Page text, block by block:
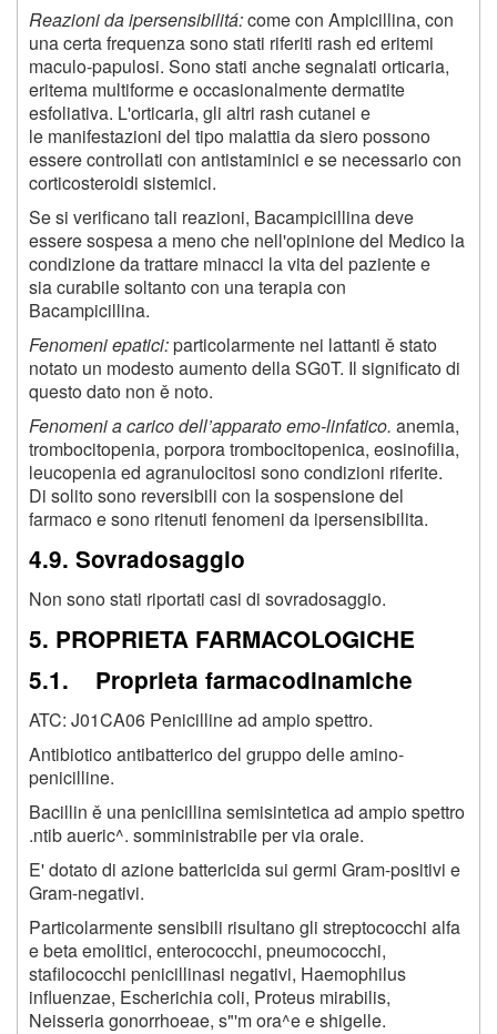
Reazioni da ipersensibilitá:come con Ampicillina, con
una certa frequenza sono stati riferiti rash ed eritemi
maculo-papulosi. Sono stati anche segnalati orticaria,
eritema multiforme e occasionalmente dermatite
esfoliativa. L'orticaria, gli altri rash cutanei e
le manifestazioni del tipo malattia da siero possono
essere controllati con antistaminici e se necessario con
corticosteroidi sistemici.
Se si verificano tali reazioni, Bacampicillina deve
essere sospesa a meno che nell'opinione del Medico la
condizione da trattare minacci la vita del paziente e
sia curabile soltanto con una terapia con
Bacampicillina.
Fenomeni epatici:particolarmente nei lattanti ě stato
notato un modesto aumento della SG0T. Il significato di
questo dato non ě noto.
Fenomeni a carico dell’apparato emo-linfatico. anemia,
trombocitopenia, porpora trombocitopenica, eosinofilia,
leucopenia ed agranulocitosi sono condizioni riferite.
Di solito sono reversibili con la sospensione del
farmaco e sono ritenuti fenomeni da ipersensibilita.
4.9. Sovradosaggio
Non sono stati riportati casi di sovradosaggio.
5. PROPRIETA FARMACOLOGICHE
5.1. Proprieta farmacodinamiche
ATC: J01CA06 Penicilline ad ampio spettro.
Antibiotico antibatterico del gruppo delle amino-
penicilline.
Bacillin ě una penicillina semisintetica ad ampio spettro
.ntib aueric^. somministrabile per via orale.
E' dotato di azione battericida sui germi Gram-positivi e
Gram-negativi.
Particolarmente sensibili risultano gli streptococchi alfa
e beta emolitici, enterococchi, pneumococchi,
stafilococchi penicillinasi negativi, Haemophilus
influenzae, Escherichia coli, Proteus mirabilis,
Neisseria gonorrhoeae, s"'m ora^e e shigelle.